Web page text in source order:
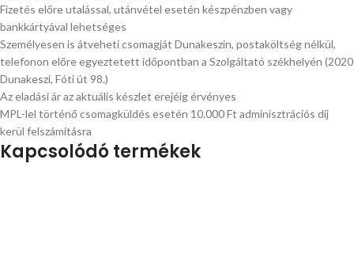
Fizetés előre utalással, utánvétel esetén készpénzben vagy
bankkártyával lehetséges
Személyesen is átveheti csomagját Dunakeszin, postaköltség nélkül,
telefonon előre egyeztetett időpontban a Szolgáltató székhelyén (2020
Dunakeszi, Fóti út 98.)
Az eladási ár az aktuális készlet erejéig érvényes
MPL-lel történő csomagküldés esetén 10.000 Ft adminisztrációs díj
kerül felszámításra
Kapcsolódó termékek